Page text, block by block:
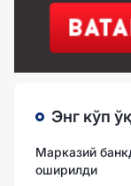
Энг кўп
Марказий
оширилди